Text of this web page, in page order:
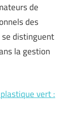
de
des
distinguent
la gestion
vert :